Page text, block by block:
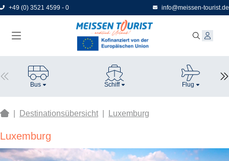
Direkt
zum
+49 (0) 3521 4599 - 0 info@meissen-tourist.de
Bus Schiff Flug
Destinationsübersicht Luxemburg
Luxemburg